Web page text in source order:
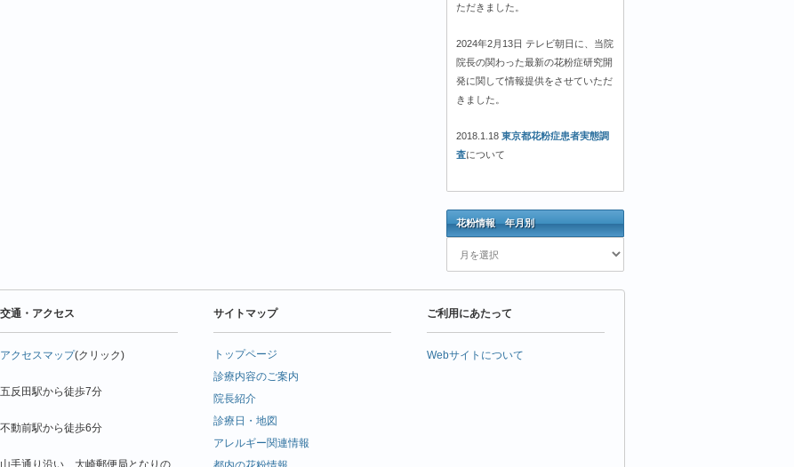
ただきました。
2024年2月13日 テレビ朝日に、当院
院長の関わった最新の花粉症研究開
発に関して情報提供をさせていただ
きました。
2018.1.18 東京都花粉症患者実態調
査について
花粉情報 年月別
花
粉
年
月
別
交通・アクセス
アクセスマップ(クリック)
五反田駅から徒歩7分
不動前駅から徒歩6分
山手通り沿い、大崎郵便局となりの
サイトマップ
トップページ
診療内容のご案内
院長紹介
診療日・地図
アレルギー関連情報
ご利用にあたって
Webサイトについて